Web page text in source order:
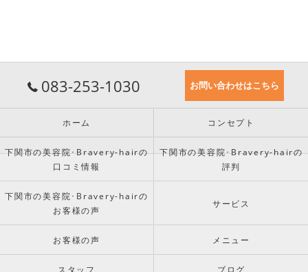
083-253-1030 お問い合わせはこちら
ホーム コンセプト
下関市の美容院･Bravery-hairの
口コミ情報
下関市の美容院･Bravery-hairの
評判
下関市の美容院･Bravery-hairの
お客様の声
サービス
お客様の声 メニュー
スタッフ ブログ